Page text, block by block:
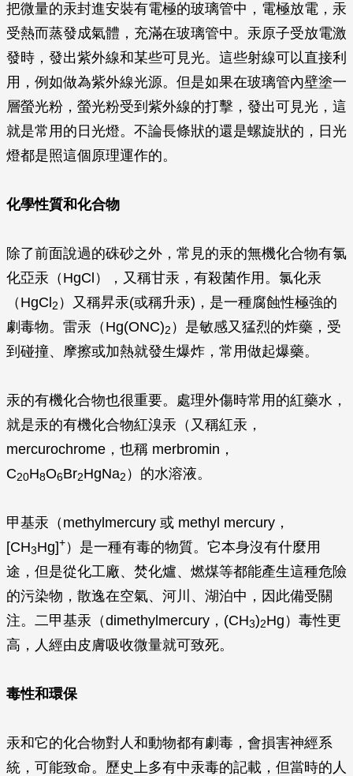
把微量的汞封進安裝有電極的玻璃管中，電極放電，汞
受熱而蒸發成氣體，充滿在玻璃管中。汞原子受放電激
發時，發出紫外線和某些可見光。這些射線可以直接利
用，例如做為紫外線光源。但是如果在玻璃管內壁塗一
層螢光粉，螢光粉受到紫外線的打擊，發出可見光，這
就是常用的日光燈。不論長條狀的還是螺旋狀的，日光
燈都是照這個原理運作的。
化學性質和化合物
除了前面說過的硃砂之外，常見的汞的無機化合物有氯
化亞汞（HgCl），又稱甘汞，有殺菌作用。氯化汞
（HgCl 2 ）又稱昇汞(或稱升汞)，是一種腐蝕性極強的
劇毒物。雷汞（Hg(ONC)2 ）是敏感又猛烈的炸藥，受
到碰撞、摩擦或加熱就發生爆炸，常用做起爆藥。
汞的有機化合物也很重要。處理外傷時常用的紅藥水，
就是汞的有機化合物紅溴汞（又稱紅汞，
mercurochrome，也稱 merbromin，
C20H8O6Br2HgNa2 ）的水溶液。
甲基汞（methylmercury 或 methyl mercury，
[CH3Hg]+ ）是一種有毒的物質。它本身沒有什麼用
途，但是從化工廠、焚化爐、燃煤等都能產生這種危險
的污染物，散逸在空氣、河川、湖泊中，因此備受關
注。二甲基汞（dimethylmercury，(CH3)2Hg）毒性更
高，人經由皮膚吸收微量就可致死。
毒性和環保
汞和它的化合物對人和動物都有劇毒，會損害神經系
統，可能致命。歷史上多有中汞毒的記載，但當時的人